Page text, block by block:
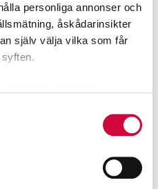
personliga annonser och
åskådarinsikter
själv välja vilka som får
uppgifter
ditt samtycke när som
för att anpassa innehållet
för
– kom med du också!
för kommunsektorn TEKTA
skjuts framåt